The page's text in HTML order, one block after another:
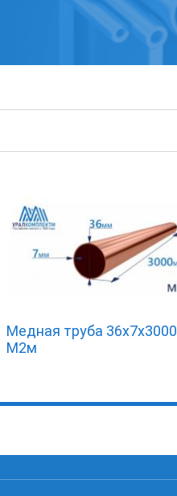
Медная труба 36х7х3000
М2м